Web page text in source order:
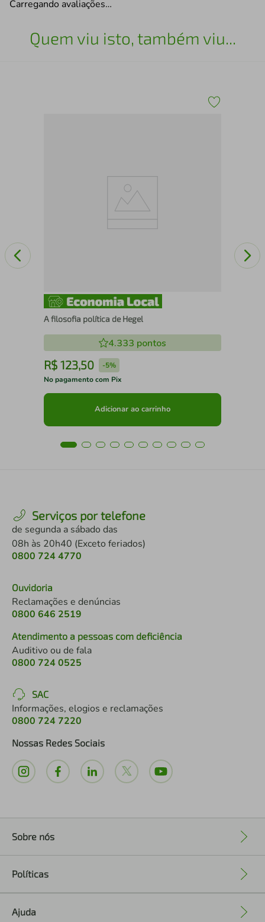
Carregando avaliações…
Quem viu isto, também viu...
A filosofia política de Hegel
4.333 pontos
R$ 123,50 -5%
No pagamento com Pix
Adicionar ao carrinho
Serviços por telefone
de segunda a sábado das
08h às 20h40 (Exceto feriados)
0800 724 4770
Ouvidoria
Reclamações e denúncias
0800 646 2519
Atendimento a pessoas com deficiência
Auditivo ou de fala
0800 724 0525
SAC
Informações, elogios e reclamações
0800 724 7220
Nossas Redes Sociais
Sobre nós
Políticas
Ajuda